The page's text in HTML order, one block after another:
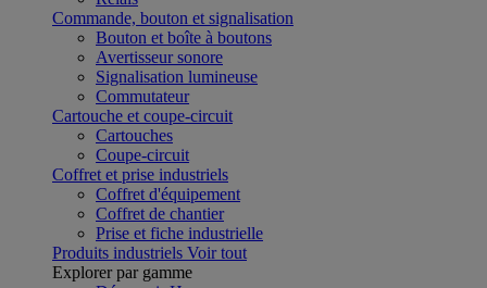
Commande, bouton et signalisation
Bouton et boîte à boutons
Avertisseur sonore
Signalisation lumineuse
Commutateur
Cartouche et coupe-circuit
Cartouches
Coupe-circuit
Coffret et prise industriels
Coffret d'équipement
Coffret de chantier
Prise et fiche industrielle
Produits industriels Voir tout
Explorer par gamme